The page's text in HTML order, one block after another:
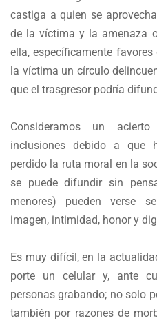
castiga a quien se
de la víctima y la amenaza
ella, específicamente
la víctima un círculo
que el trasgresor podría
Consideramos un
inclusiones debido a que
perdido la ruta moral en la
se puede difundir sin
menores) pueden verse
imagen, intimidad, honor y
Es muy difícil, en la
porte un celular y, ante
personas grabando; no solo
también por razones de